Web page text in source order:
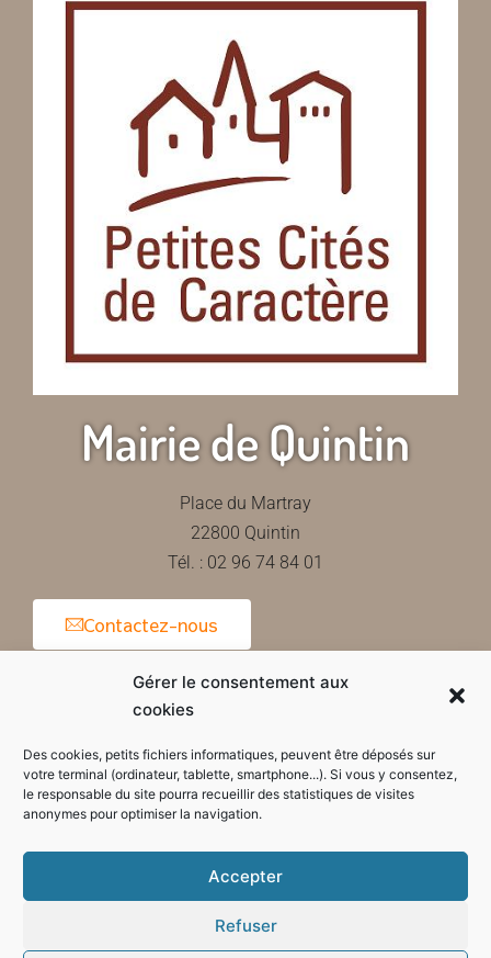
Gérer le consentement aux
cookies
Des cookies, petits fichiers informatiques, peuvent être déposés sur
votre terminal (ordinateur, tablette, smartphone...). Si vous y consentez,
le responsable du site pourra recueillir des statistiques de visites
anonymes pour optimiser la navigation.
Accepter
Refuser
Mairie de Quintin
Place du Martray
22800 Quintin
Tél. : 02 96 74 84 01
Contactez-nous
Horaires d'ouverture de la mairie